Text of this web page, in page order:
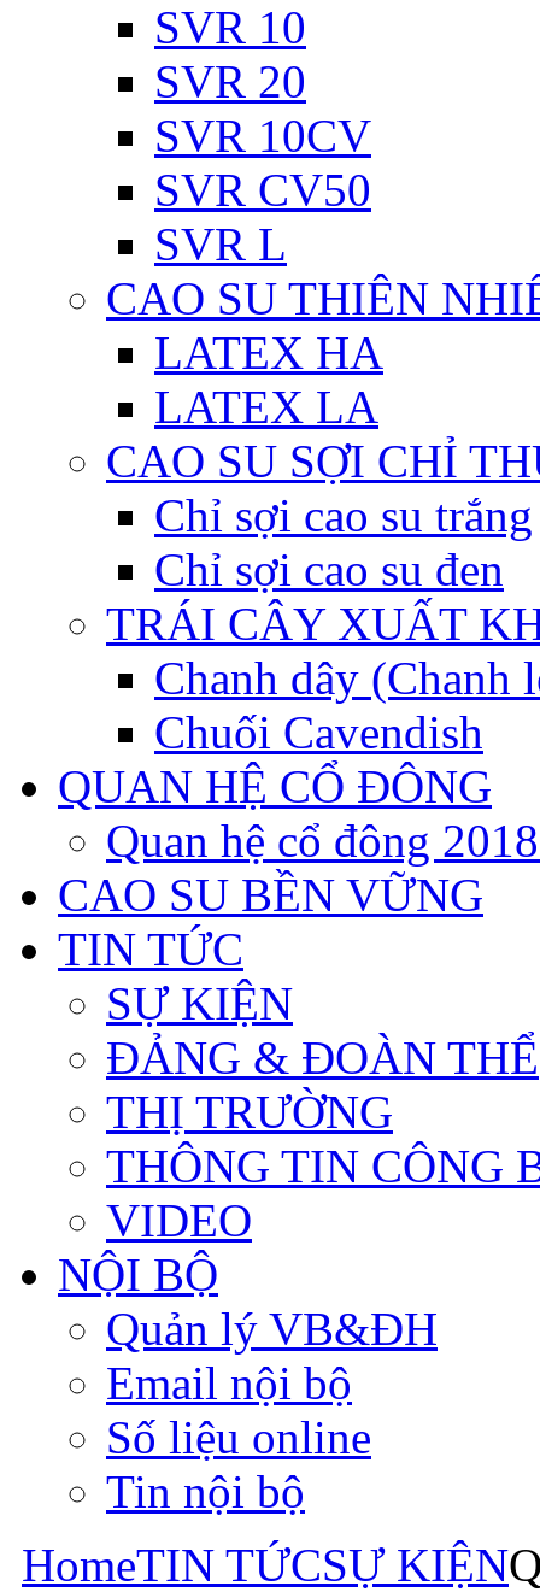
SVR 10
SVR 20
SVR 10CV
SVR CV50
SVR L
CAO SU THIÊN
LATEX HA
LATEX LA
CAO SU SỢI CHỈ
Chỉ sợi cao su trắng
Chỉ sợi cao su đen
TRÁI CÂY XUẤT
Chanh dây (Chanh
Chuối Cavendish
QUAN HỆ CỔ ĐÔNG
Quan hệ cổ đông
CAO SU BỀN VỮNG
TIN TỨC
SỰ KIỆN
ĐẢNG & ĐOÀN THỂ
THỊ TRƯỜNG
THÔNG TIN CÔNG
VIDEO
NỘI BỘ
Quản lý VB&ĐH
Email nội bộ
Số liệu online
Tin nội bộ
HomeTIN TỨCSỰ KIỆN